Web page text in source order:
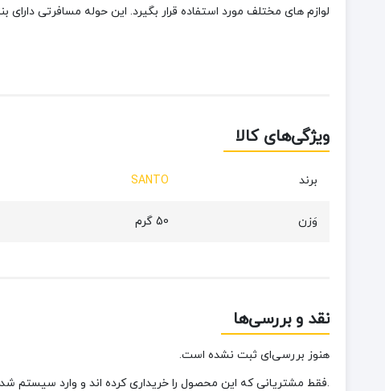
لوازم های مختلف مورد استفاده قرار بگیرد. این حوله مسافرتی
ویژگی‌های کالا
برند SANTO
وَزن 50 گرم
نقد و بررسی‌ها
هنوز بررسی‌ای ثبت نشده است.
.فقط مشتریانی که این محصول را خریداری کرده اند و وارد سیستم